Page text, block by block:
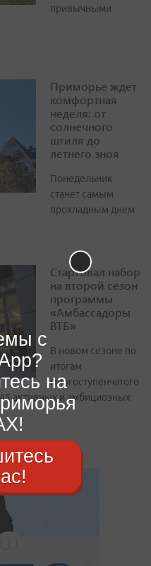
привычными
Приморье ждет
комфортная
неделя: от
солнечного
штиля до
летнего зноя
Понедельник
станет самым
прохладным днем
Стартовал набор
на второй сезон
программы
«Амбассадоры
ВТБ»
В новом сезоне по
итогам
многоступенчатого
активных и амбициозных
с
на